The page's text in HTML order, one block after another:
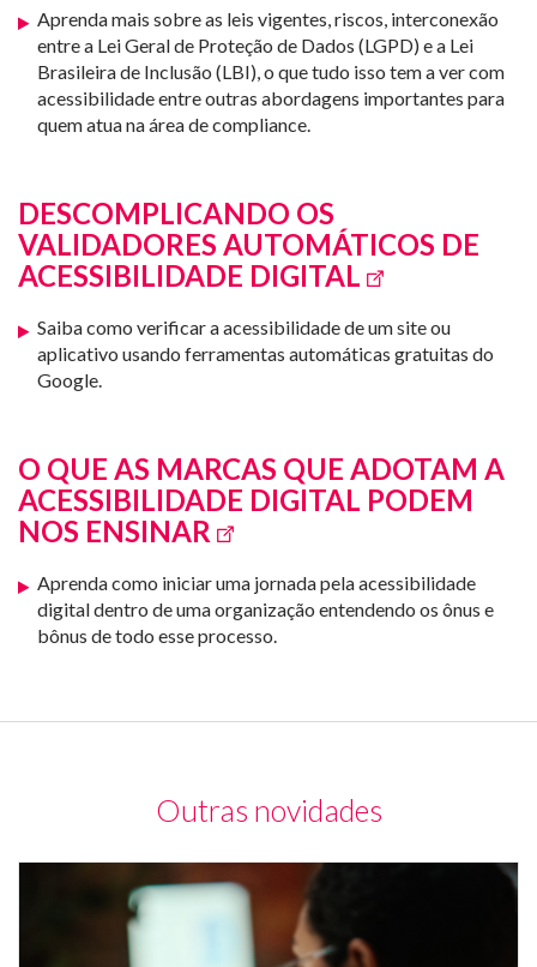
Aprenda mais sobre as leis vigentes, riscos, interconexão
entre a Lei Geral de Proteção de Dados (LGPD) e a Lei
Brasileira de Inclusão (LBI), o que tudo isso tem a ver com
acessibilidade entre outras abordagens importantes para
quem atua na área de compliance.
DESCOMPLICANDO OS
VALIDADORES AUTOMÁTICOS DE
ACESSIBILIDADE DIGITAL
Saiba como verificar a acessibilidade de um site ou
aplicativo usando ferramentas automáticas gratuitas do
Google.
O QUE AS MARCAS QUE ADOTAM A
ACESSIBILIDADE DIGITAL PODEM
NOS ENSINAR
Aprenda como iniciar uma jornada pela acessibilidade
digital dentro de uma organização entendendo os ônus e
bônus de todo esse processo.
Outras novidades